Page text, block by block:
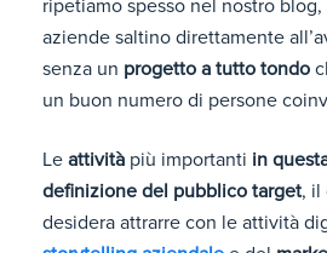
ripetiamo spesso nel nostro
aziende saltino direttamente
senza un progetto a tutto tondo
un buon numero di persone
Le attività più importanti in
definizione del pubblico target, il
desidera attrarre con le attività